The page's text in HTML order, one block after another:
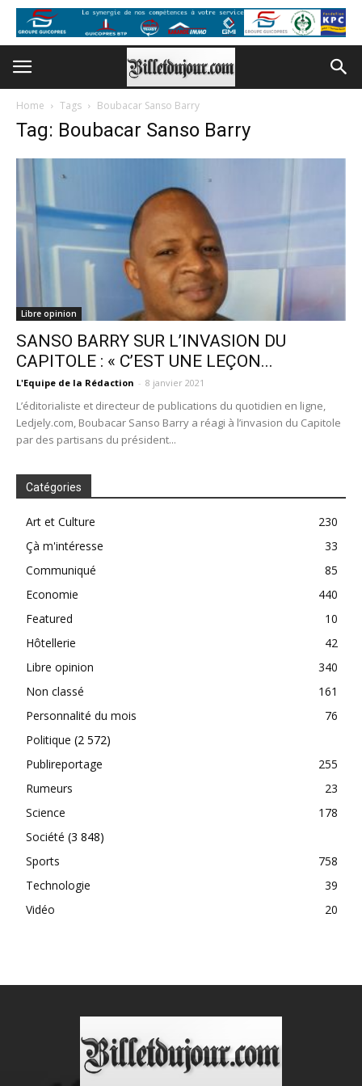
Home Tags Boubacar Sanso Barry
Tag: Boubacar Sanso Barry
Libre opinion
SANSO BARRY SUR L’INVASION DU
CAPITOLE : « C’EST UNE LEÇON...
L'Equipe de la Rédaction - 8 janvier 2021
L’éditorialiste et directeur de publications du quotidien en ligne,
Ledjely.com, Boubacar Sanso Barry a réagi à l’invasion du Capitole
par des partisans du président...
Catégories
Art et Culture
230
Çà m'intéresse
33
Communiqué
85
Economie
440
Featured
10
Hôtellerie
42
Libre opinion
340
Non classé
161
Personnalité du mois
76
Politique (2 572)
Publireportage
255
Rumeurs
23
Science
178
Société (3 848)
Sports
758
Technologie
39
Vidéo
20